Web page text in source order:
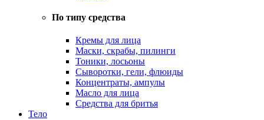
По типу средства
Кремы для лица
Маски, скрабы, пилинги
Тоники, лосьоны
Сыворотки, гели, флюиды
Концентраты, ампулы
Масло для лица
Средства для бритья
Тело